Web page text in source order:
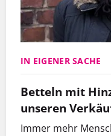
IN EIGENER SACHE
Betteln mit
unseren
Immer mehr